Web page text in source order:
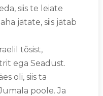
siis te leiate
jätate, siis jätab
tõsist,
ega Seadust.
oli, siis ta
poole. Ja